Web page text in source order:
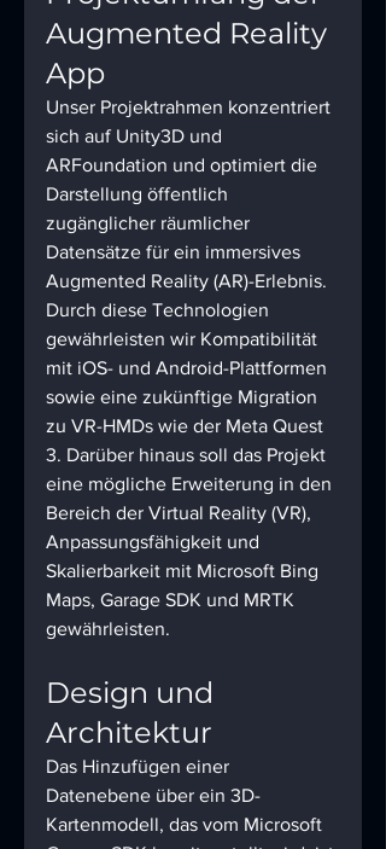
Augmented Reality
App
Unser Projektrahmen konzentriert
sich auf Unity3D und
ARFoundation und optimiert die
Darstellung öffentlich
zugänglicher räumlicher
Datensätze für ein immersives
Augmented Reality (AR)-Erlebnis.
Durch diese Technologien
gewährleisten wir Kompatibilität
mit iOS- und Android-Plattformen
sowie eine zukünftige Migration
zu VR-HMDs wie der Meta Quest
3. Darüber hinaus soll das Projekt
eine mögliche Erweiterung in den
Bereich der Virtual Reality (VR),
Anpassungsfähigkeit und
Skalierbarkeit mit Microsoft Bing
Maps, Garage SDK und MRTK
gewährleisten.
Design und
Architektur
Das Hinzufügen einer
Datenebene über ein 3D-
Kartenmodell, das vom Microsoft